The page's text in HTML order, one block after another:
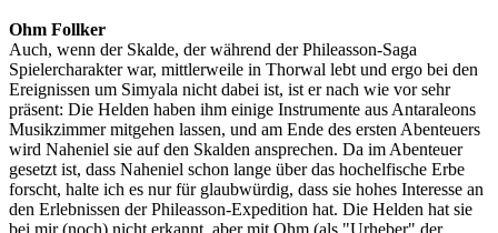
Ohm Follker
Auch, wenn der Skalde, der während der Phileasson-Saga
Spielercharakter war, mittlerweile in Thorwal lebt und ergo bei den
Ereignissen um Simyala nicht dabei ist, ist er nach wie vor sehr
präsent: Die Helden haben ihm einige Instrumente aus Antaraleons
Musikzimmer mitgehen lassen, und am Ende des ersten Abenteuers
wird Naheniel sie auf den Skalden ansprechen. Da im Abenteuer
gesetzt ist, dass Naheniel schon lange über das hochelfische Erbe
forscht, halte ich es nur für glaubwürdig, dass sie hohes Interesse an
den Erlebnissen der Phileasson-Expedition hat. Die Helden hat sie
bei mir (noch) nicht erkannt, aber mit Ohm (als "Urheber" der